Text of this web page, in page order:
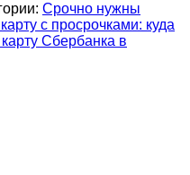
Срочно нужны
с просрочками: куда
Сбербанка в